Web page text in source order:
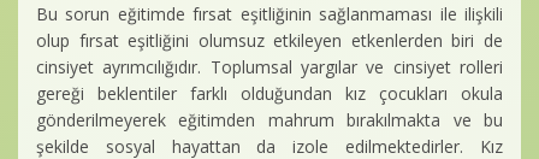
Bu sorun eğitimde fırsat eşitliğinin sağlanmaması ile ilişkili
olup fırsat eşitliğini olumsuz etkileyen etkenlerden biri de
cinsiyet ayrımcılığıdır. Toplumsal yargılar ve cinsiyet rolleri
gereği beklentiler farklı olduğundan kız çocukları okula
gönderilmeyerek eğitimden mahrum bırakılmakta ve bu
şekilde sosyal hayattan da izole edilmektedirler. Kız